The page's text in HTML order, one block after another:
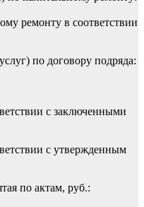
ремонту в соответствии
по договору подряда:
с заключенными
с утвержденным
по актам, руб.: